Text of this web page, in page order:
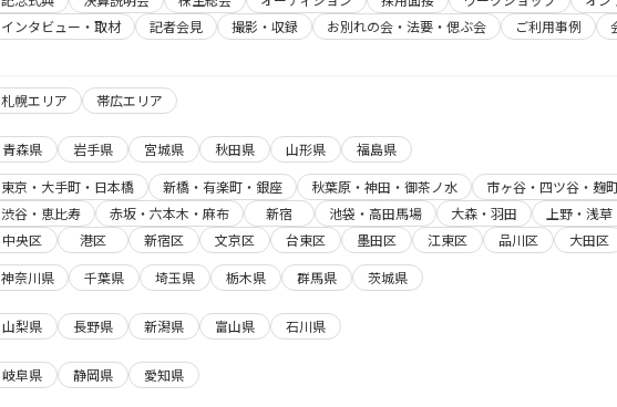
インタビュー・取材
記者会見 撮影・収録 お別れの会・法要・偲ぶ会 ご利用事例
札幌エリア 帯広エリア
青森県 岩手県 宮城県 秋田県 山形県 福島県
東京・大手町・日本橋 新橋・有楽町・銀座 秋葉原・神田・御茶ノ水 市ヶ谷・四ツ谷・麹
渋谷・恵比寿
赤坂・六本木・麻布 新宿 池袋・高田馬場 大森・羽田 上野・浅
中央区
港区 新宿区 文京区 台東区 墨田区 江東区 品川区 大田区
神奈川県 千葉県 埼玉県 栃木県 群馬県 茨城県
山梨県 長野県 新潟県 富山県 石川県
岐阜県 静岡県 愛知県